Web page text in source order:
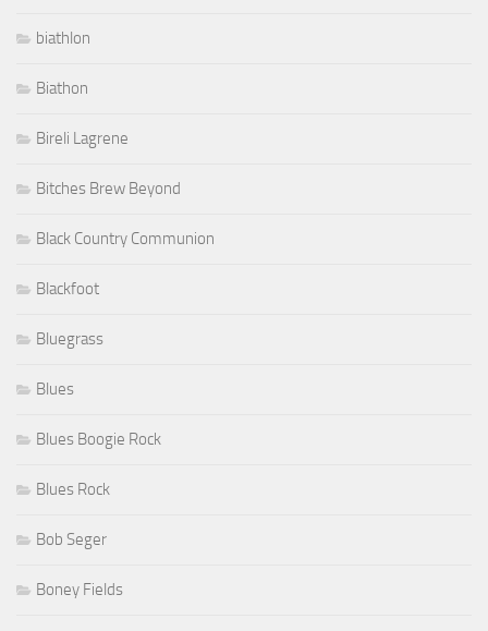
biathlon
Biathon
Bireli Lagrene
Bitches Brew Beyond
Black Country Communion
Blackfoot
Bluegrass
Blues
Blues Boogie Rock
Blues Rock
Bob Seger
Boney Fields